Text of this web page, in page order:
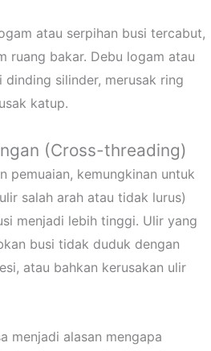
atau serpihan busi tercabut,
ruang bakar. Debu logam atau
dinding silinder, merusak ring
katup.
(Cross-threading)
pemuaian, kemungkinan untuk
salah arah atau tidak lurus)
menjadi lebih tinggi. Ulir yang
busi tidak duduk dengan
atau bahkan kerusakan ulir
menjadi alasan mengapa